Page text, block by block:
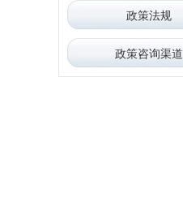
政策法规
政策咨询渠道